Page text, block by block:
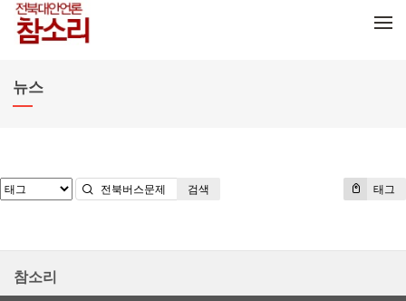
뉴스
태그
검색
참소리